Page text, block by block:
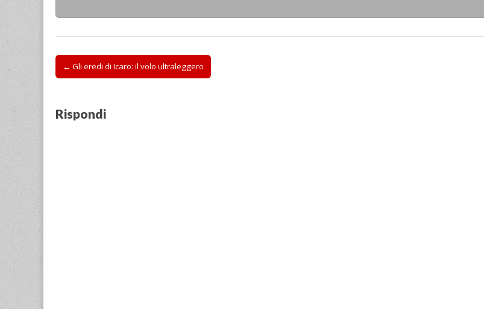
Post
navigation
← Gli eredi di Icaro: il volo ultraleggero
Rispondi